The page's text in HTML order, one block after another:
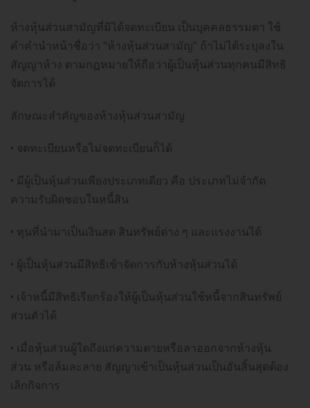
ห้างหุ้นส่วนสามัญที่มิได้จดทะเบียน เป็นบุคคลธรรมดา ใช้
คำคำนำหน้าชื่อว่า “ห้างหุ้นส่วนสามัญ” ถ้าไม่ได้ระบุลงใน
สัญญาห้าง ตามกฎหมายให้ถือว่าผู้เป็นหุ้นส่วนทุกคนมีสิทธิ
จัดการได้
ลักษณะสำคัญของห้างหุ้นส่วนสามัญ
• จดทะเบียนหรือไม่จดทะเบียนก็ได้
• มีผู้เป็นหุ้นส่วนเพียงประเภทเดียว คือ ประเภทไม่จำกัด
ความรับผิดชอบในหนี้สิน
• ทุนที่นำมาเป็นเงินสด สินทรัพย์ต่าง ๆ และแรงงานได้
• ผู้เป็นหุ้นส่วนมีสิทธิเข้าจัดการกับห้างหุ้นส่วนได้
• เจ้าหนี้มีสิทธิเรียกร้องให้ผู้เป็นหุ้นส่วนใช้หนี้จากสินทรัพย์
ส่วนตัวได้
• เมื่อหุ้นส่วนผู้ใดถึงแก่ความตายหรือลาออกจากห้างหุ้น
ส่วน หรือล้มละลาย สัญญาเข้าเป็นหุ้นส่วนเป็นอันสิ้นสุดต้อง
เลิกกิจการ